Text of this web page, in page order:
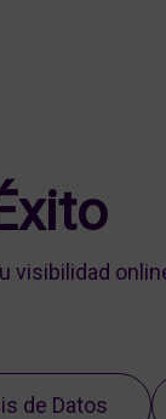
visibilidad
de Datos